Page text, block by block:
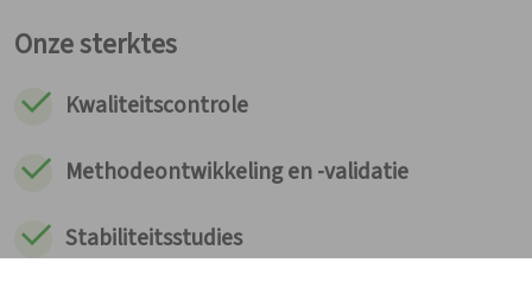
Onze sterktes
Kwaliteitscontrole
Methodeontwikkeling en -validatie
Stabiliteitsstudies